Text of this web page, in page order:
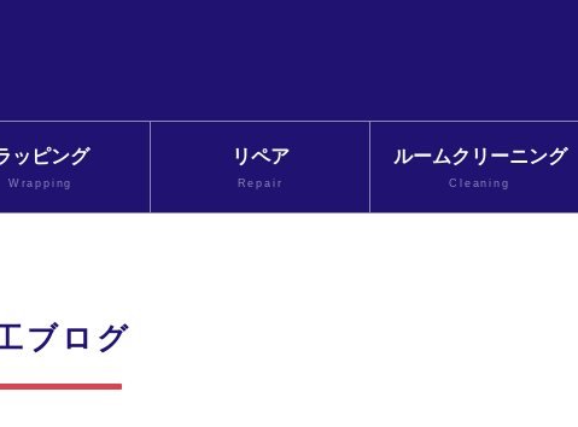
ッピング
Wrapping
リペア
Repair
ルームクリーニング
Cleaning
工ブログ